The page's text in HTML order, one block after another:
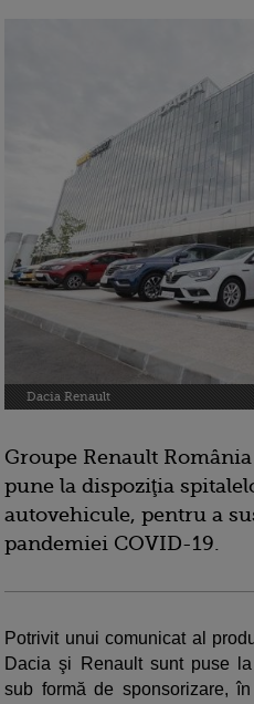
Dacia Renault
Groupe Renault
pune la dispoziţia
autovehicule, pentru a
pandemiei COVID-19.
Potrivit unui comunicat al
Dacia şi Renault sunt puse
sub formă de sponsorizare,